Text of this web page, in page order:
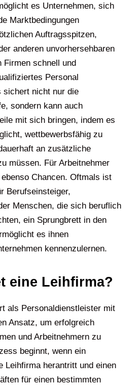
es Unternehmen, sich
Marktbedingungen
Auftragsspitzen,
anderen unvorhersehbaren
Firmen schnell und
Personal
sichert nicht nur die
sondern kann auch
mit sich bringen, indem es
wettbewerbsfähig zu
an zusätzliche
müssen. Für Arbeitnehmer
Chancen. Oftmals ist
Berufseinsteiger,
Menschen, die sich beruflich
ein Sprungbrett in den
es ihnen
kennenzulernen.
eine Leihfirma?
als Personaldienstleister mit
Ansatz, um erfolgreich
und Arbeitnehmern zu
beginnt, wenn ein
Leihfirma herantritt und einen
für einen bestimmten